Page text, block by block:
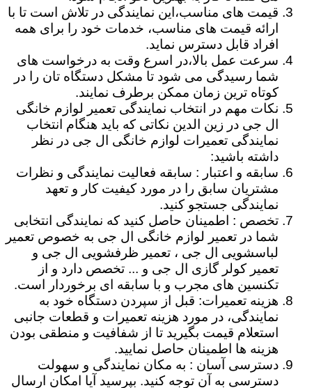
قیمت های مناسب،این نمایندگی در تلاش است تا با
ارائه قیمت های مناسب، خدمات خود را برای همه
افراد قابل دسترس نماید.
سرعت عمل بالا،در اسرع وقت به درخواست های
شما رسیدگی می شود تا مشکل دستگاه تان را در
کوتاه ترین زمان ممکن برطرف نمایند.
نکات مهم در انتخاب نمایندگی تعمیر لوازم خانگی
ال جی در زین الدین نکاتی که باید هنگام انتخاب
نمایندگی تعمیرات لوازم خانگی ال جی در نظر
داشته باشید:
سابقه و اعتبار : سابقه فعالیت نمایندگی و نظرات
مشتریان سابق را در مورد کیفیت کار و تعهد
نمایندگی جستجو کنید.
تخصص : اطمینان حاصل کنید که نمایندگی انتخابی
شما در تعمیر لوازم خانگی ال جی به خصوص تعمیر
لباسشویی ال جی ، تعمیر ظرفشویی ال جی و
تعمیر کولر گازی ال جی و ... تخصص دارد و از
تکنسین های مجرب و با سابقه ای برخوردار است.
هزینه تعمیرات: قبل از سپردن دستگاه خود به
نمایندگی، در مورد هزینه تعمیرات و قطعات جانبی
استعلام قیمت بگیرید تا از شفافیت و منطقی بودن
هزینه ها اطمینان حاصل نمایید.
دسترسی آسان : به مکان نمایندگی و سهولت
دسترسی به آن توجه کنید. بپرسید آیا امکان ارسال